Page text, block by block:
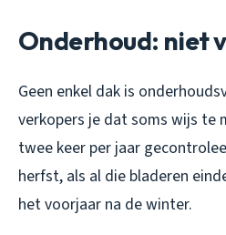
Onderhoud: niet
Geen enkel dak is
verkopers je dat soms wijs te
twee keer per jaar
herfst, als al die bladeren
het voorjaar na de winter.